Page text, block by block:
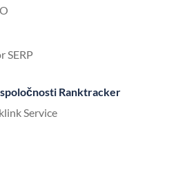
SERP
Ranktracker
Service